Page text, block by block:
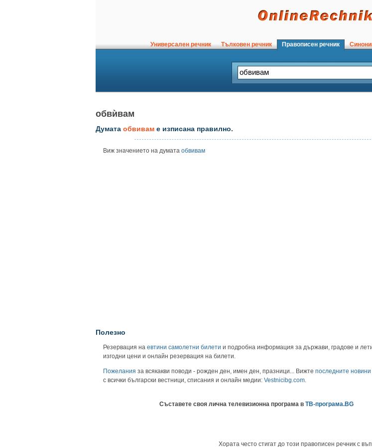
Универсален речник Тълковен речник Правописен речник
обвѝвам
Думата обвивам е изписана правилно.
Виж значението на думата обвивам
Полезно
Резервация на евтини самолетни билети и подробна информация за държави, градове и
изгодни цени и онлайн резервация на билети.
Пожелания за всякакви поводи - рожден ден, имен ден, празници... Вижте последните новини
с всички български вестници, списания и онлайн медии: Vestnicibg.com.
Съставете своя лична телевизионна програма в ТВ-програма.BG
Хората често стигат до този правописен речник с